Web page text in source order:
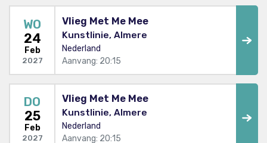
WO
24
Feb
2027
Vlieg Met Me Mee
Kunstlinie, Almere
Nederland
Aanvang: 20:15
DO
25
Feb
2027
Vlieg Met Me Mee
Kunstlinie, Almere
Nederland
Aanvang: 20:15